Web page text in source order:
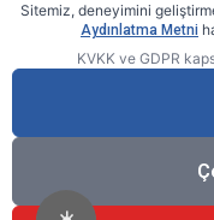
Live
Sitemiz, deneyimini
Aydınlatma Metni
KVKK ve GDPR